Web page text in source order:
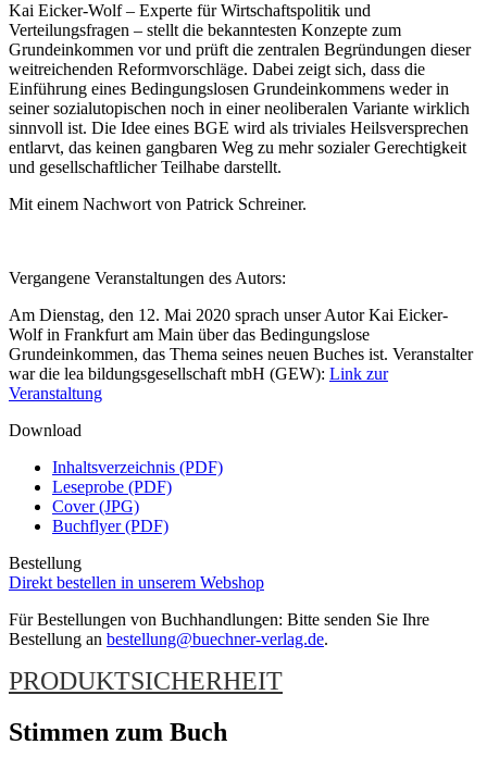
Kai Eicker-Wolf – Experte für Wirtschaftspolitik und
Verteilungsfragen – stellt die bekanntesten Konzepte zum
Grundeinkommen vor und prüft die zentralen Begründungen dieser
weitreichenden Reformvorschläge. Dabei zeigt sich, dass die
Einführung eines Bedingungslosen Grundeinkommens weder in
seiner sozialutopischen noch in einer neoliberalen Variante wirklich
sinnvoll ist. Die Idee eines BGE wird als triviales Heilsversprechen
entlarvt, das keinen gangbaren Weg zu mehr sozialer Gerechtigkeit
und gesellschaftlicher Teilhabe darstellt.
Mit einem Nachwort von Patrick Schreiner.
Vergangene Veranstaltungen des Autors:
Am Dienstag, den 12. Mai 2020 sprach unser Autor Kai Eicker-
Wolf in Frankfurt am Main über das Bedingungslose
Grundeinkommen, das Thema seines neuen Buches ist. Veranstalter
war die lea bildungsgesellschaft mbH (GEW): Link zur
Veranstaltung
Download
Inhaltsverzeichnis (PDF)
Leseprobe (PDF)
Cover (JPG)
Buchflyer (PDF)
Bestellung
Direkt bestellen in unserem Webshop
Für Bestellungen von Buchhandlungen: Bitte senden Sie Ihre
Bestellung an bestellung@buechner-verlag.de.
PRODUKTSICHERHEIT
Stimmen zum Buch